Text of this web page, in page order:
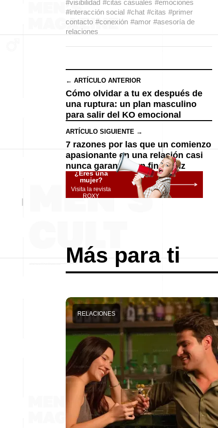
#visibilidad #citas casuales #emociones
#interacción social #chat #citas #primer
contacto #conexión #amor #asesoría de
relaciones
← ARTÍCULO ANTERIOR
Cómo olvidar a tu ex después de
una ruptura: un plan masculino
para salir del KO emocional
ARTÍCULO SIGUIENTE →
7 razones por las que un comienzo
apasionante en una relación casi
nunca garantiza un final feliz
¿Eres una
mujer?
Visita la revista
ROXY
Más para ti
RELACIONES